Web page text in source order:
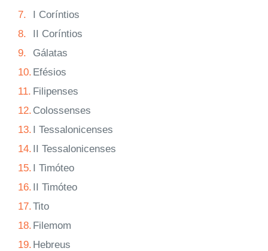
7.
I Coríntios
8.
II Coríntios
9.
Gálatas
10. Efésios
11. Filipenses
12. Colossenses
13. I Tessalonicenses
14. II Tessalonicenses
15. I Timóteo
16. II Timóteo
17.Tito
18. Filemom
19. Hebreus